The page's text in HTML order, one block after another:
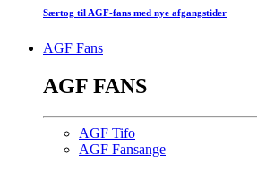
Særtog til AGF-fans med nye afgangstider
AGF Fans
AGF FANS
AGF Tifo
AGF Fansange